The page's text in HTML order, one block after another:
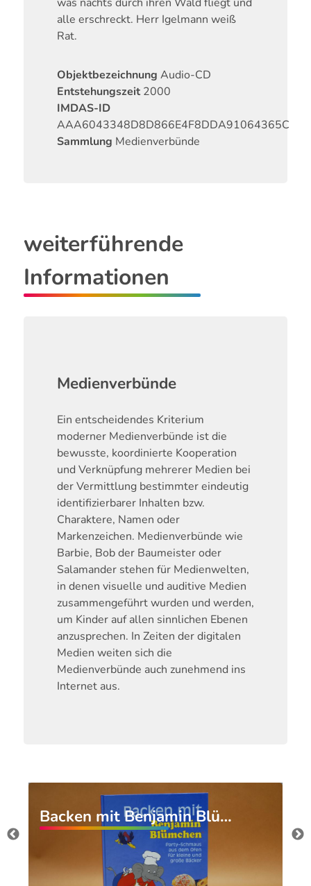
alle erschreckt. Herr Igelmann weiß
Rat.
Objektbezeichnung Audio-CD
Entstehungszeit 2000
IMDAS-ID
AAA6043348D8D866E4F8DDA91064365C
Sammlung Medienverbünde
weiterführende
Informationen
Medienverbünde
Ein entscheidendes Kriterium
moderner Medienverbünde ist die
bewusste, koordinierte Kooperation
und Verknüpfung mehrerer Medien bei
der Vermittlung bestimmter eindeutig
identifizierbarer Inhalten bzw.
Charaktere, Namen oder
Markenzeichen. Medienverbünde wie
Barbie, Bob der Baumeister oder
Salamander stehen für Medienwelten,
in denen visuelle und auditive Medien
zusammengeführt wurden und werden,
um Kinder auf allen sinnlichen Ebenen
anzusprechen. In Zeiten der digitalen
Medien weiten sich die
Medienverbünde auch zunehmend ins
Internet aus.
Backen mit Benjamin Blü…